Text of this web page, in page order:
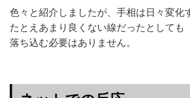
色々と紹介しましたが、手相は日々変化
たとえあまり良くない線だったとしても
落ち込む必要はありません。